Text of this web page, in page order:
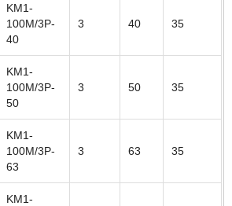
KM1-
100M/3P-
40
3 40 35
KM1-
100M/3P-
50
3 50 35
KM1-
100M/3P-
63
3 63 35
KM1-